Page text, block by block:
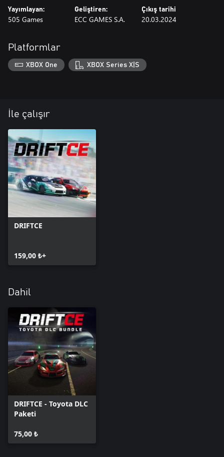
Yayımlayan:
505 Games
Geliştiren:
ECC GAMES S.A.
Çıkış tarihi
20.03.2024
Platformlar
XBOX One XBOX Series X|S
İle çalışır
DRIFTCE
159,00 ₺+
Dahil
DRIFTCE - Toyota DLC
Paketi
75,00 ₺